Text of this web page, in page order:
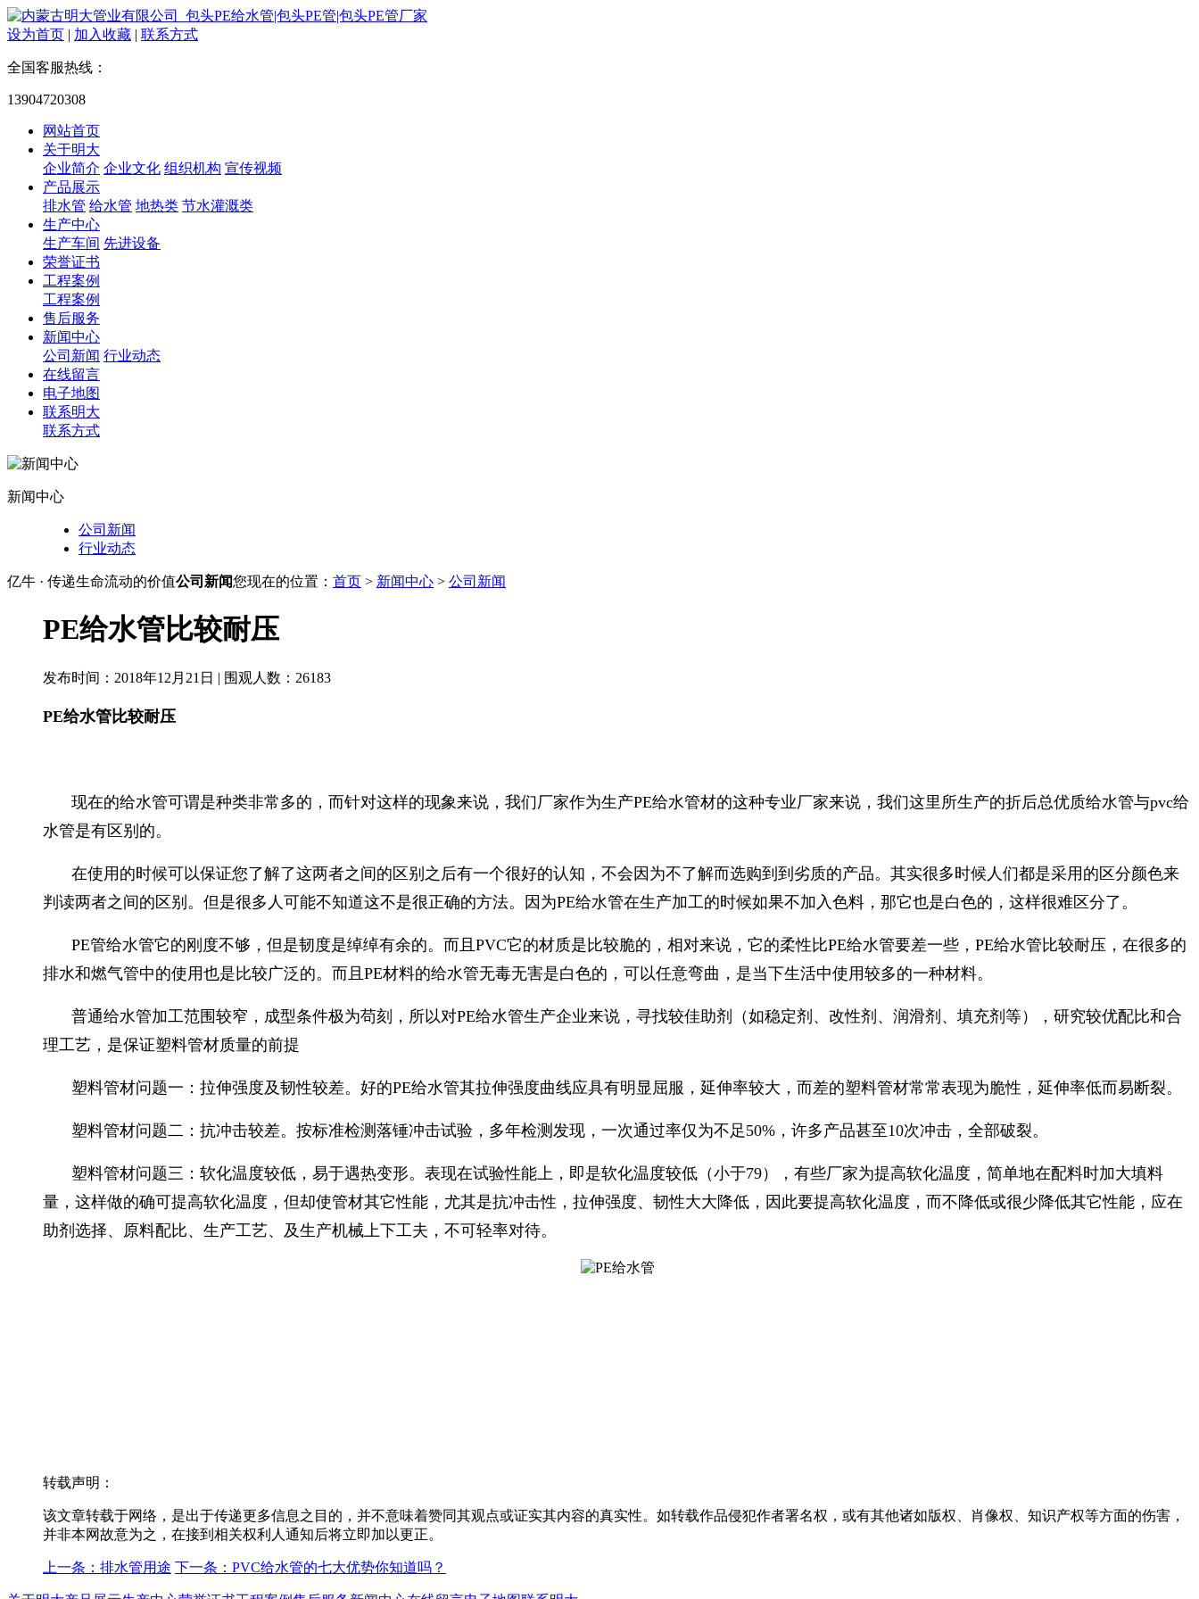
设为首页 | 加入收藏 | 联系方式
全国客服热线：
13904720308
网站首页
关于明大
企业简介 企业文化 组织机构 宣传视频
产品展示
排水管 给水管 地热类 节水灌溉类
生产中心
生产车间 先进设备
荣誉证书
工程案例
工程案例
售后服务
新闻中心
公司新闻 行业动态
在线留言
电子地图
联系明大
联系方式
新闻中心
公司新闻
行业动态
亿牛 · 传递生命流动的价值公司新闻您现在的位置： 首页 > 新闻中心 > 公司新闻
PE给水管比较耐压
发布时间：2018年12月21日 | 围观人数： 26183
PE给水管比较耐压
现在的给水管可谓是种类非常多的，而针对这样的现象来说，我们厂家作为生产PE给水管材的这种专业厂家来说，我们这里所生产的折后总优质给水管与pvc给
水管是有区别的。
在使用的时候可以保证您了解了这两者之间的区别之后有一个很好的认知，不会因为不了解而选购到到劣质的产品。其实很多时候人们都是采用的区分颜色来
判读两者之间的区别。但是很多人可能不知道这不是很正确的方法。因为PE给水管在生产加工的时候如果不加入色料，那它也是白色的，这样很难区分了。
PE管给水管它的刚度不够，但是韧度是绰绰有余的。而且PVC它的材质是比较脆的，相对来说，它的柔性比PE给水管要差一些，PE给水管比较耐压，在很多的
排水和燃气管中的使用也是比较广泛的。而且PE材料的给水管无毒无害是白色的，可以任意弯曲，是当下生活中使用较多的一种材料。
普通给水管加工范围较窄，成型条件极为苟刻，所以对PE给水管生产企业来说，寻找较佳助剂（如稳定剂、改性剂、润滑剂、填充剂等），研究较优配比和合
理工艺，是保证塑料管材质量的前提
塑料管材问题一：拉伸强度及韧性较差。好的PE给水管其拉伸强度曲线应具有明显屈服，延伸率较大，而差的塑料管材常常表现为脆性，延伸率低而易断裂。
塑料管材问题二：抗冲击较差。按标准检测落锤冲击试验，多年检测发现，一次通过率仅为不足50%，许多产品甚至10次冲击，全部破裂。
塑料管材问题三：软化温度较低，易于遇热变形。表现在试验性能上，即是软化温度较低（小于79），有些厂家为提高软化温度，简单地在配料时加大填料
量，这样做的确可提高软化温度，但却使管材其它性能，尤其是抗冲击性，拉伸强度、韧性大大降低，因此要提高软化温度，而不降低或很少降低其它性能，应在
助剂选择、原料配比、生产工艺、及生产机械上下工夫，不可轻率对待。
转载声明：
该文章转载于网络，是出于传递更多信息之目的，并不意味着赞同其观点或证实其内容的真实性。如转载作品侵犯作者署名权，或有其他诸如版权、肖像权、知识产权等方面的伤害，
并非本网故意为之，在接到相关权利人通知后将立即加以更正。
上一条：排水管用途 下一条：PVC给水管的七大优势你知道吗？